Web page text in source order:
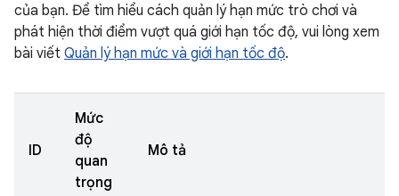
của bạn. Để tìm hiểu cách quản lý hạn mức trò chơi và
phát hiện thời điểm vượt quá giới hạn tốc độ, vui lòng xem
bài viết Quản lý hạn mức và giới hạn tốc độ.
ID
Mức
độ
quan
trọng
Mô tả